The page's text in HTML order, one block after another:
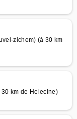
zichem) (à 30 km
30 km de Helecine)